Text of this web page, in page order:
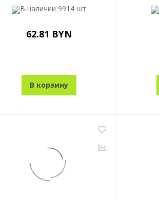
В наличии 9914 шт
62.81 BYN
В корзину